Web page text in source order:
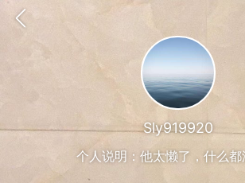
Sly919920
个人说明：他太懒了，什么都